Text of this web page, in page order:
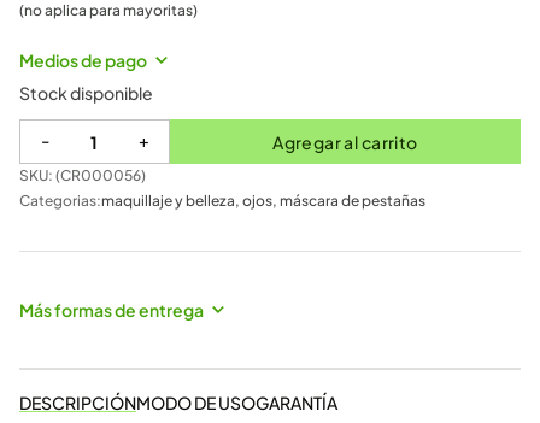
(no aplica para mayoritas)
Medios de pago
Stock disponible
- + Agregar al carrito
SKU: (CR000056)
Categorias:maquillaje y belleza, ojos, máscara de pestañas
Más formas de entrega
DESCRIPCIÓNMODO DE USOGARANTÍA